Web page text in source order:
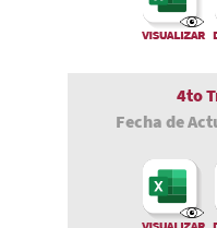
4to
Fecha de